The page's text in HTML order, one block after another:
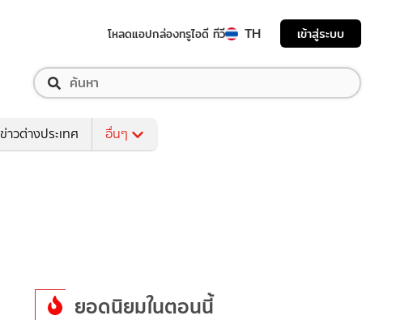
โหลดแอปกล่องทรูไอดี ทีวี TH เข้าสู่ระบบ
ข่าวต่างประเทศ อื่นๆ
ยอดนิยมในตอนนี้